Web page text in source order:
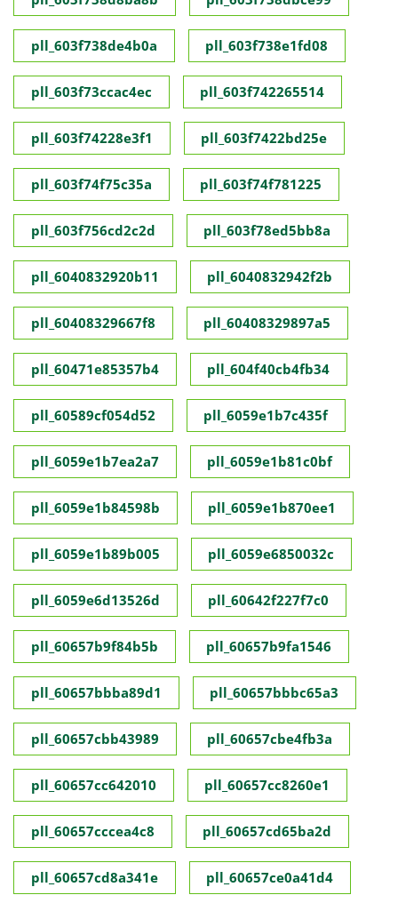
pll_603f738de4b0a pll_603f738e1fd08
pll_603f73ccac4ec pll_603f742265514
pll_603f74228e3f1 pll_603f7422bd25e
pll_603f74f75c35a pll_603f74f781225
pll_603f756cd2c2d pll_603f78ed5bb8a
pll_6040832920b11 pll_6040832942f2b
pll_60408329667f8 pll_60408329897a5
pll_60471e85357b4 pll_604f40cb4fb34
pll_60589cf054d52 pll_6059e1b7c435f
pll_6059e1b7ea2a7 pll_6059e1b81c0bf
pll_6059e1b84598b pll_6059e1b870ee1
pll_6059e1b89b005 pll_6059e6850032c
pll_6059e6d13526d pll_60642f227f7c0
pll_60657b9f84b5b pll_60657b9fa1546
pll_60657bbba89d1 pll_60657bbbc65a3
pll_60657cbb43989 pll_60657cbe4fb3a
pll_60657cc642010 pll_60657cc8260e1
pll_60657cccea4c8 pll_60657cd65ba2d
pll_60657cd8a341e pll_60657ce0a41d4